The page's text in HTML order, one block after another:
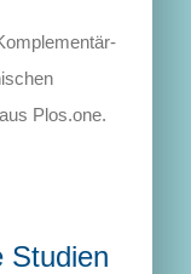
Plos.one.
Studien